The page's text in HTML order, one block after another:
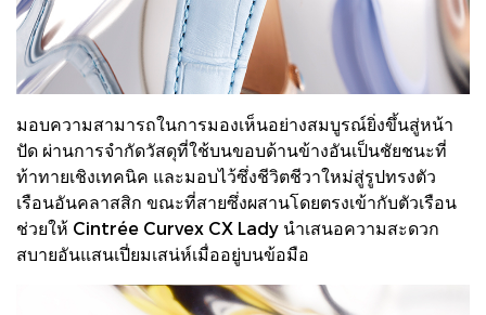
มอบความสามารถในการมองเห็นอย่างสมบูรณ์ยิ่งขึ้นสู่หน้า
ปัด ผ่านการจำกัดวัสดุที่ใช้บนขอบด้านข้างอันเป็นชัยชนะที่
ท้าทายเชิงเทคนิค และมอบไว้ซึ่งชีวิตชีวาใหม่สู่รูปทรงตัว
เรือนอันคลาสสิก ขณะที่สายซึ่งผสานโดยตรงเข้ากับตัวเรือน
ช่วยให้ Cintrée Curvex CX Lady นำเสนอความสะดวก
สบายอันแสนเปี่ยมเสน่ห์เมื่ออยู่บนข้อมือ